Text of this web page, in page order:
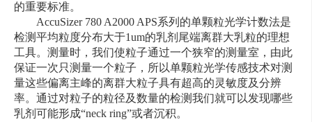
的重要标准。
AccuSizer 780 A2000 APS系列的单颗粒光学计数法是
检测平均粒度分布大于1um的乳剂尾端离群大乳粒的理想
工具。测量时，我们使粒子通过一个狭窄的测量室，由此
保证一次只测量一个粒子，所以单颗粒光学传感技术对测
量这些偏离主峰的离群大粒子具有超高的灵敏度及分辨
率。通过对粒子的粒径及数量的检测我们就可以发现哪些
乳剂可能形成“neck ring”或者沉积。